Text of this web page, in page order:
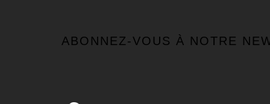
ABONNEZ-VOUS À NOTRE